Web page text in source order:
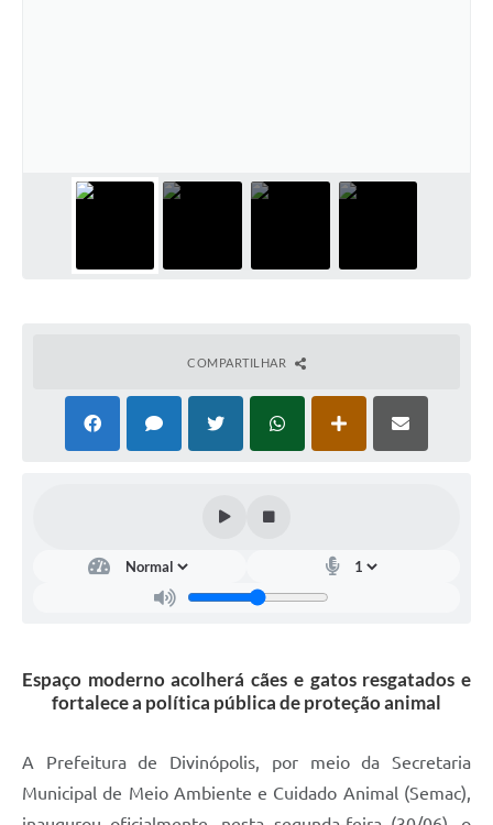
COMPARTILHAR
Espaço moderno acolherá cães e gatos resgatados e
fortalece a política pública de proteção animal
A Prefeitura de Divinópolis, por meio da Secretaria
Municipal de Meio Ambiente e Cuidado Animal (Semac),